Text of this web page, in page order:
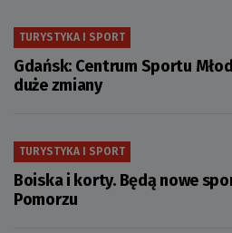
TURYSTYKA I SPORT
Gdańsk: Centrum Sportu
duże zmiany
TURYSTYKA I SPORT
Boiska i korty. Będą nowe
Pomorzu